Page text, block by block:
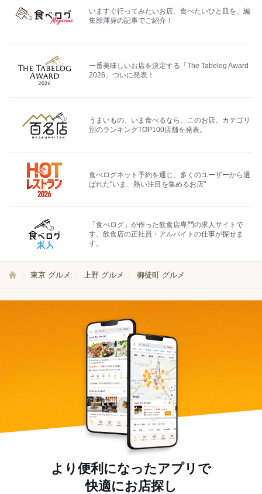
いますぐ行ってみたいお店、食べたいひと皿を、編
集部渾身の記事でご紹介！
一番美味しいお店を決定する「The Tabelog Award
2026」ついに発表！
うまいもの、いま食べるなら、このお店。カテゴリ
別のランキングTOP100店舗を発表。
食べログネット予約を通じ、多くのユーザーから選
ばれた"いま、熱い注目を集めるお店"
「食べログ」が作った飲食店専門の求人サイトで
す。飲食店の正社員・アルバイトの仕事が探せま
す。
東京 グルメ 上野 グルメ 御徒町 グルメ
より便利になったアプリで
快適にお店探し